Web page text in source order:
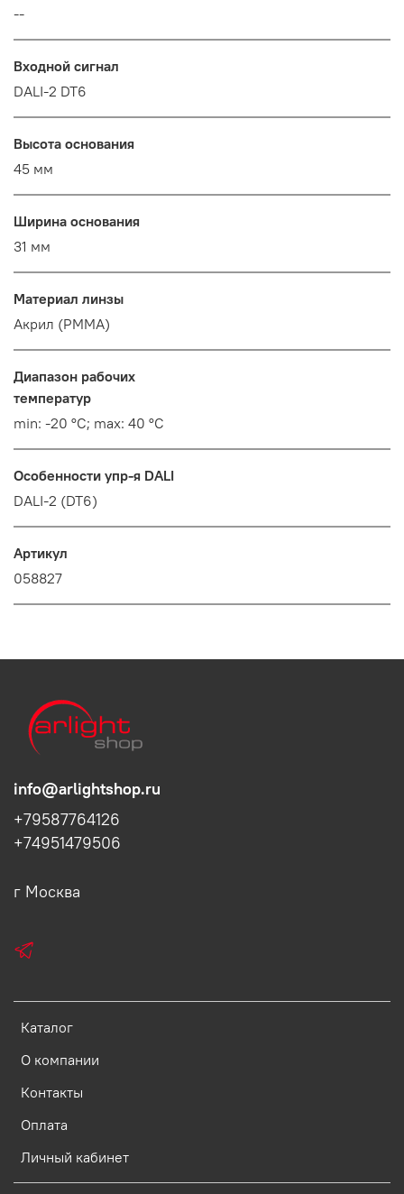
--
Входной сигнал
DALI-2 DT6
Высота основания
45 мм
Ширина основания
31 мм
Материал линзы
Акрил (PMMA)
Диапазон рабочих
температур
min: -20 °C; max: 40 °C
Особенности упр-я DALI
DALI-2 (DT6)
Артикул
058827
Каталог
О компании
Контакты
Оплата
Личный кабинет
info@arlightshop.ru
+79587764126
+74951479506
г Москва